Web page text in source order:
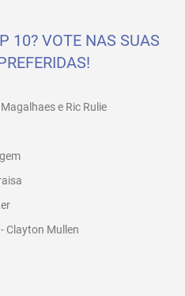
10? VOTE NAS SUAS
e Ric Rulie
Clayton Mullen